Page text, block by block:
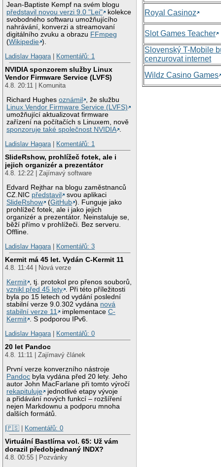
Jean-Baptiste Kempf na svém blogu
představil novou verzi 9.0 "Lei"
kolekce
svobodného softwaru umožňujícího
nahrávání, konverzi a streamovaní
digitálního zvuku a obrazu FFmpeg
(Wikipedie ).
Ladislav Hagara| Komentářů: 1
NVIDIA sponzorem služby Linux
Vendor Firmware Service (LVFS)
4.8. 20:11 | Komunita
Richard Hughesoznámil
, že službu
Linux Vendor Firmware Service (LVFS)
umožňující aktualizovat firmware
zařízení na počítačích s Linuxem, nově
sponzoruje také společnost NVIDIA
Ladislav Hagara| Komentářů: 1
SlideRshow, prohlížeč fotek, ale i
jejich organizér a prezentátor
4.8. 12:22 | Zajímavý software
Edvard Rejthar na blogu zaměstnanců
CZ.NIC představil
svou aplikaci
SlideRshow
(GitHub ). Funguje jako
prohlížeč fotek, ale i jako jejich
organizér a prezentátor. Neinstaluje se,
běží přímo v prohlížeči. Bez serveru.
Offline.
Ladislav Hagara| Komentářů: 3
Kermit má 45 let. Vydán C-Kermit 11
4.8. 11:44 | Nová verze
Kermit
, tj. protokol pro přenos souborů,
vznikl před 45 lety
. Při této příležitosti
byla po 15 letech od vydání poslední
stabilní verze 9.0.302 vydána nová
stabilní verze 11
implementaceC-
Kermit
. S podporou IPv6.
Ladislav Hagara| Komentářů: 0
20 let Pandoc
4.8. 11:11 | Zajímavý článek
První verze konverzního nástroje
Pandoc byla vydána před 20 lety. Jeho
autor John MacFarlane při tomto výročí
rekapituluje
jednotlivé etapy vývoje
a přidávání nových funkcí – rozšíření
nejen Markdownu a podporu mnoha
dalších formátů.
|🇵🇸
Komentářů: 0
Virtuální Bastlírna vol. 65: Už vám
dorazil předobjednaný INDX?
4.8. 00:55 | Pozvánky
Royal Casinoz
Slot Games Teacher
Slovenský T-Mobile
cenzurovat internet
Wildz Casino Games